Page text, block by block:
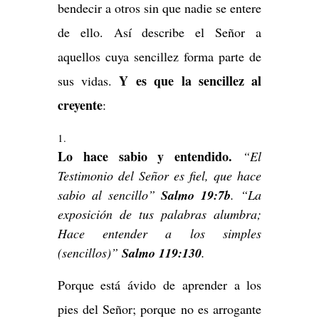
bendecir a otros sin que nadie se entere
de ello. Así describe el Señor a
aquellos cuya sencillez forma parte de
sus vidas.Y es que la sencillez al
creyente:
Lo hace sabio y entendido.
“El
Testimonio del Señor es fiel, que hace
sabio al sencillo”Salmo 19:7b. “La
exposición de tus palabras alumbra;
Hace entender a los simples
(sencillos)” Salmo 119:130.
Porque está ávido de aprender a los
pies del Señor; porque no es arrogante